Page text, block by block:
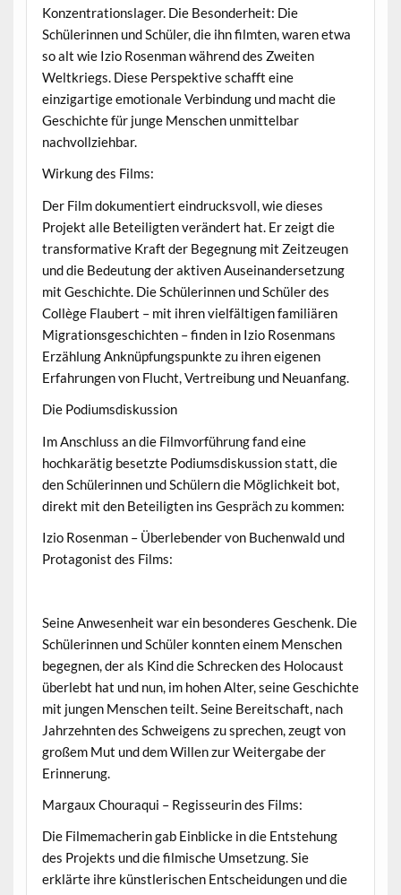
Konzentrationslager. Die Besonderheit: Die
Schülerinnen und Schüler, die ihn filmten, waren etwa
so alt wie Izio Rosenman während des Zweiten
Weltkriegs. Diese Perspektive schafft eine
einzigartige emotionale Verbindung und macht die
Geschichte für junge Menschen unmittelbar
nachvollziehbar.
Wirkung des Films:
Der Film dokumentiert eindrucksvoll, wie dieses
Projekt alle Beteiligten verändert hat. Er zeigt die
transformative Kraft der Begegnung mit Zeitzeugen
und die Bedeutung der aktiven Auseinandersetzung
mit Geschichte. Die Schülerinnen und Schüler des
Collège Flaubert – mit ihren vielfältigen familiären
Migrationsgeschichten – finden in Izio Rosenmans
Erzählung Anknüpfungspunkte zu ihren eigenen
Erfahrungen von Flucht, Vertreibung und Neuanfang.
Die Podiumsdiskussion
Im Anschluss an die Filmvorführung fand eine
hochkarätig besetzte Podiumsdiskussion statt, die
den Schülerinnen und Schülern die Möglichkeit bot,
direkt mit den Beteiligten ins Gespräch zu kommen:
Izio Rosenman – Überlebender von Buchenwald und
Protagonist des Films:
Seine Anwesenheit war ein besonderes Geschenk. Die
Schülerinnen und Schüler konnten einem Menschen
begegnen, der als Kind die Schrecken des Holocaust
überlebt hat und nun, im hohen Alter, seine Geschichte
mit jungen Menschen teilt. Seine Bereitschaft, nach
Jahrzehnten des Schweigens zu sprechen, zeugt von
großem Mut und dem Willen zur Weitergabe der
Erinnerung.
Margaux Chouraqui – Regisseurin des Films:
Die Filmemacherin gab Einblicke in die Entstehung
des Projekts und die filmische Umsetzung. Sie
erklärte ihre künstlerischen Entscheidungen und die